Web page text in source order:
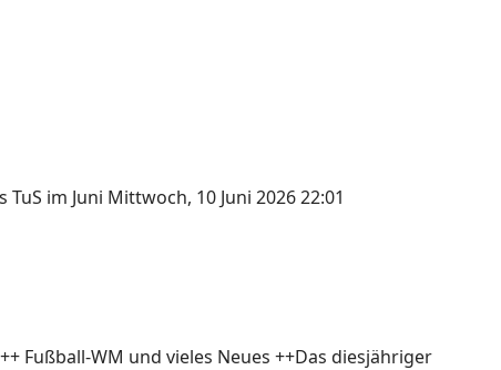
TuS im Juni Mittwoch, 10 Juni 2026 22:01
Fußball-WM und vieles Neues ++Das diesjähriger